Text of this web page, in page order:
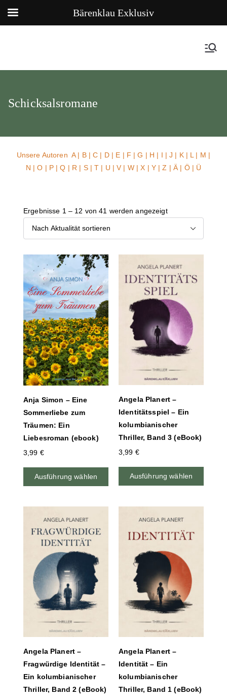
Schicksalsromane
Unsere AutorenA| B|C | D| E | F |G | H | I |J | K| L | M |
N |O | P|Q | R | S|T | U | V | W| X | Y | Z | Ä | Ö | Ü
Ergebnisse 1 – 12 von 41 werden angezeigt
Anja Simon – Eine
Sommerliebe zum
Träumen: Ein
Liebesroman (ebook)
3,99 €
Ausführung wählen
Angela Planert –
Identitätsspiel – Ein
kolumbianischer
Thriller, Band 3 (eBook)
3,99 €
Ausführung wählen
Angela Planert –
Fragwürdige Identität –
Ein kolumbianischer
Thriller, Band 2 (eBook)
Angela Planert –
Identität – Ein
kolumbianischer
Thriller, Band 1 (eBook)
Bärenklau Exklusiv